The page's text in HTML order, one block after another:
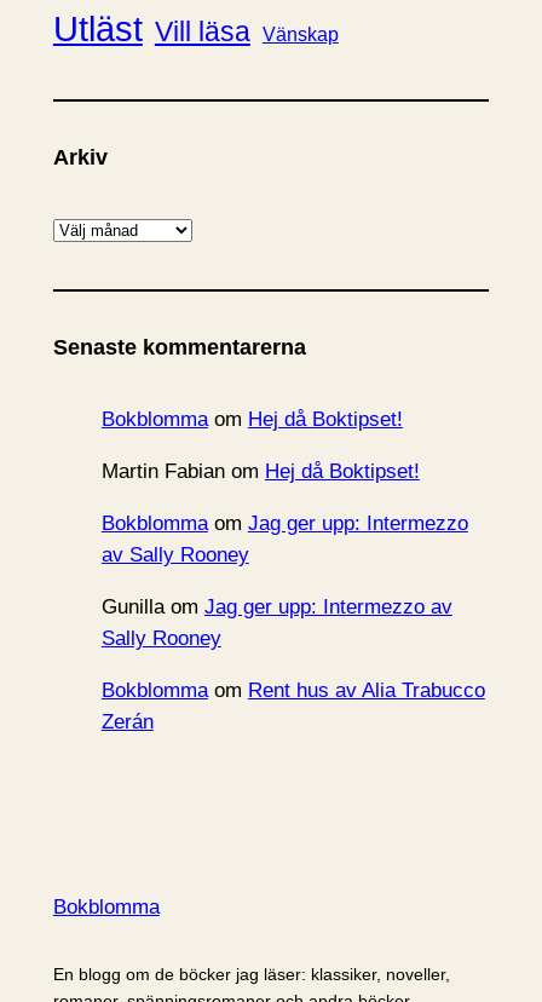
Utläst Vill läsa Vänskap
Arkiv
A
k
v
Senaste kommentarerna
Bokblommaom Hej då Boktipset!
Martin Fabianom Hej då Boktipset!
Bokblommaom Jag ger upp: Intermezzo
av Sally Rooney
Gunillaom Jag ger upp: Intermezzo av
Sally Rooney
Bokblommaom Rent hus av Alia Trabucco
Zerán
Bokblomma
En blogg om de böcker jag läser: klassiker, noveller,